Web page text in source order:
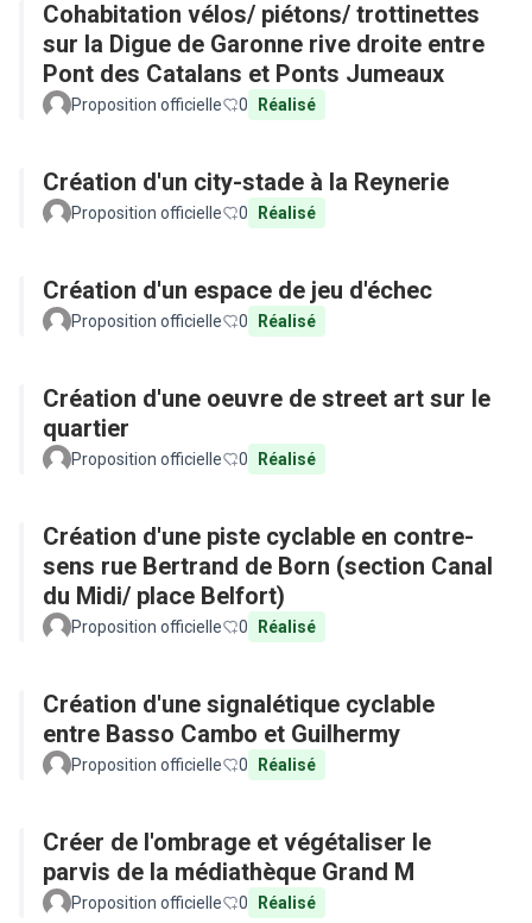
Cohabitation vélos/ piétons/ trottinettes
sur la Digue de Garonne rive droite entre
Pont des Catalans et Ponts Jumeaux
Proposition officielle 0 Réalisé
Création d'un city-stade à la Reynerie
Proposition officielle 0 Réalisé
Création d'un espace de jeu d'échec
Proposition officielle 0 Réalisé
Création d'une oeuvre de street art sur le
quartier
Proposition officielle 0 Réalisé
Création d'une piste cyclable en contre-
sens rue Bertrand de Born (section Canal
du Midi/ place Belfort)
Proposition officielle 0 Réalisé
Création d'une signalétique cyclable
entre Basso Cambo et Guilhermy
Proposition officielle 0 Réalisé
Créer de l'ombrage et végétaliser le
parvis de la médiathèque Grand M
Proposition officielle 0 Réalisé